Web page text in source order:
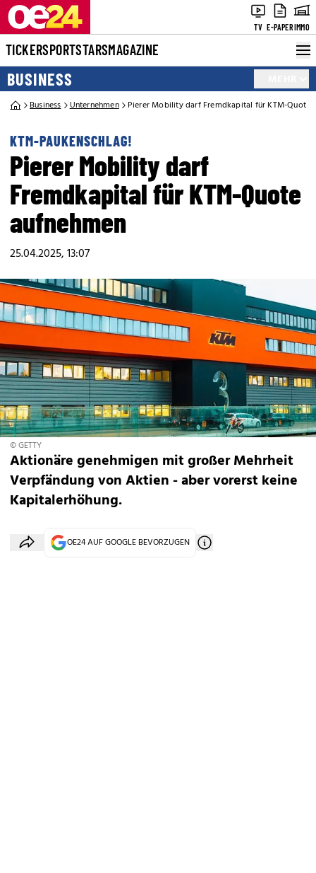
TV E-PAPERIMMO
TICKERSPORTSTARSMAGAZINE
BUSINESS
Business Unternehmen Pierer Mobility darf Fremdkapital für KTM-Quote
KTM-PAUKENSCHLAG!
Pierer Mobility darf
Fremdkapital für KTM-Quote
aufnehmen
25.04.2025, 13:07
© GETTY
Aktionäre genehmigen mit großer Mehrheit
Verpfändung von Aktien - aber vorerst keine
Kapitalerhöhung.
OE24 AUF GOOGLE BEVORZUGEN